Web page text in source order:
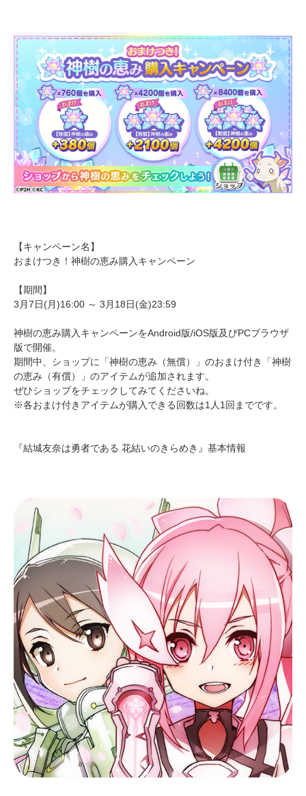
【キャンペーン名】
おまけつき！神樹の恵み購入キャンペーン
【期間】
3月7日(月)16:00 ～ 3月18日(金)23:59
神樹の恵み購入キャンペーンをAndroid版/iOS版及びPCブラウザ
版で開催。
期間中、ショップに「神樹の恵み（無償）」のおまけ付き「神樹
の恵み（有償）」のアイテムが追加されます。
ぜひショップをチェックしてみてくださいね。
※各おまけ付きアイテムが購入できる回数は1人1回までです。
『結城友奈は勇者である 花結いのきらめき』基本情報